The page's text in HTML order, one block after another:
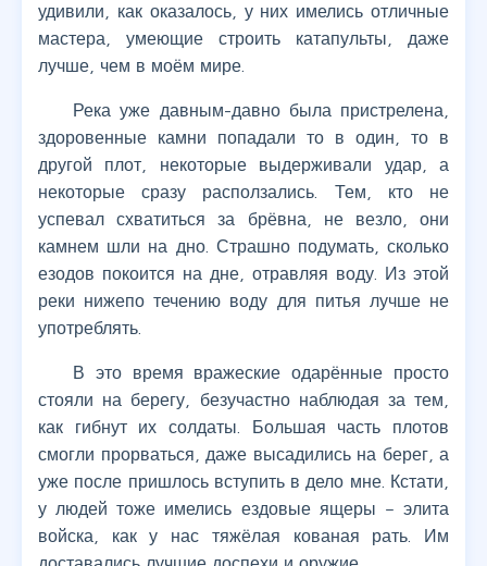
удивили, как оказалось, у них имелись отличные
мастера, умеющие строить катапульты, даже
лучше, чем в моём мире.
Река уже давным-давно была пристрелена,
здоровенные камни попадали то в один, то в
другой плот, некоторые выдерживали удар, а
некоторые сразу расползались. Тем, кто не
успевал схватиться за брёвна, не везло, они
камнем шли на дно. Страшно подумать, сколько
езодов покоится на дне, отравляя воду. Из этой
реки нижепо течению воду для питья лучше не
употреблять.
В это время вражеские одарённые просто
стояли на берегу, безучастно наблюдая за тем,
как гибнут их солдаты. Большая часть плотов
смогли прорваться, даже высадились на берег, а
уже после пришлось вступить в дело мне. Кстати,
у людей тоже имелись ездовые ящеры – элита
войска, как у нас тяжёлая кованая рать. Им